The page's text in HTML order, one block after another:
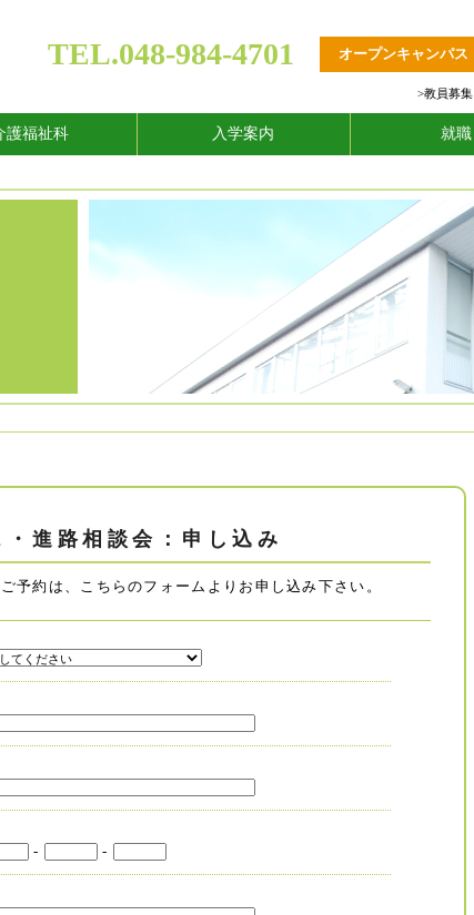
TEL.048-984-4701 オープンキャンパス
>教員募集
護福祉科 入学案内 就職
進路相談会：申し込み
予約は、こちらのフォームよりお申し込み下さい。
- -